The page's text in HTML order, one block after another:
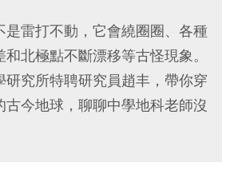
是雷打不動，它會繞圈圈、各種
北極點不斷漂移等古怪現象。
研究所特聘研究員趙丰，帶你穿
古今地球，聊聊中學地科老師沒